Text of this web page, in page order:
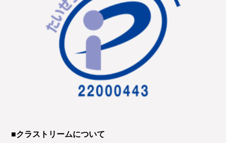
■クラストリームについて